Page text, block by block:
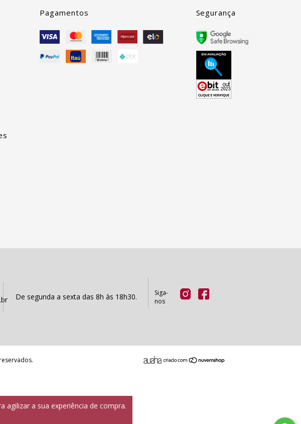
agilizar a sua experiência de compra.
Pagamentos Segurança
De segunda a sexta das 8h às 18h30.
Siga-
nos